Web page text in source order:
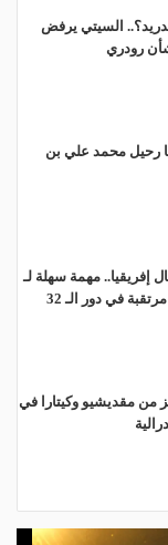
السيتي يرفض
رودري
رحيل محمد علي بن
إفريقيا.. مهمة سهلة لـ
في دور الـ 32
من مقديشيو وكيتارا في